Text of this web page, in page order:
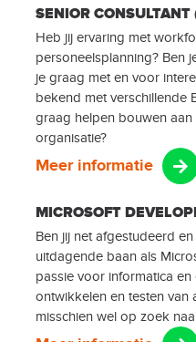
SENIOR
Heb jij ervaring met
personeelsplanning? Ben
je graag met en voor
bekend met verschillende
graag helpen bouwen
organisatie?
Meer informatie
MICROSOFT
Ben jij net afgestudeerd
uitdagende baan als
passie voor informatica
ontwikkelen en testen van
misschien wel op zoek